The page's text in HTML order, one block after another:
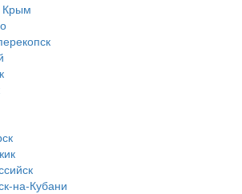
Крым
на-Кубани